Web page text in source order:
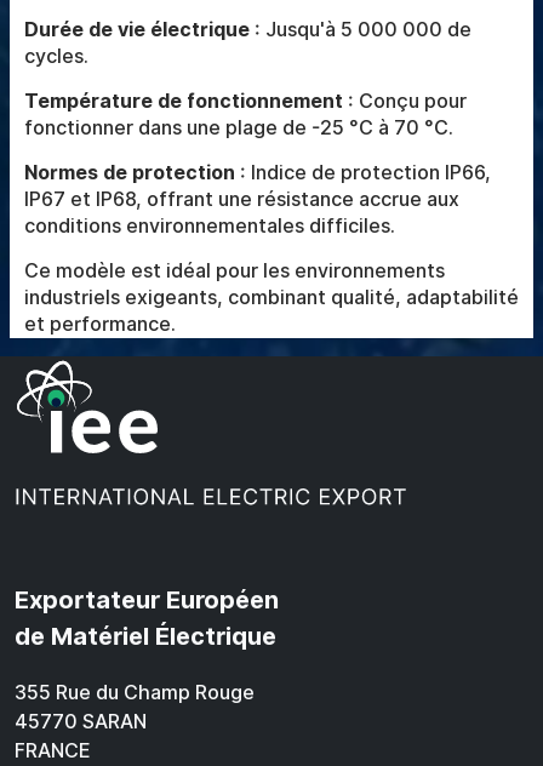
Durée de vie électrique : Jusqu'à 5 000 000 de
cycles.
Température de fonctionnement : Conçu pour
fonctionner dans une plage de -25 °C à 70 °C.
Normes de protection : Indice de protection IP66,
IP67 et IP68, offrant une résistance accrue aux
conditions environnementales difficiles.
Ce modèle est idéal pour les environnements
industriels exigeants, combinant qualité, adaptabilité
et performance.
Exportateur Européen
de Matériel Électrique
355 Rue du Champ Rouge
45770 SARAN
FRANCE